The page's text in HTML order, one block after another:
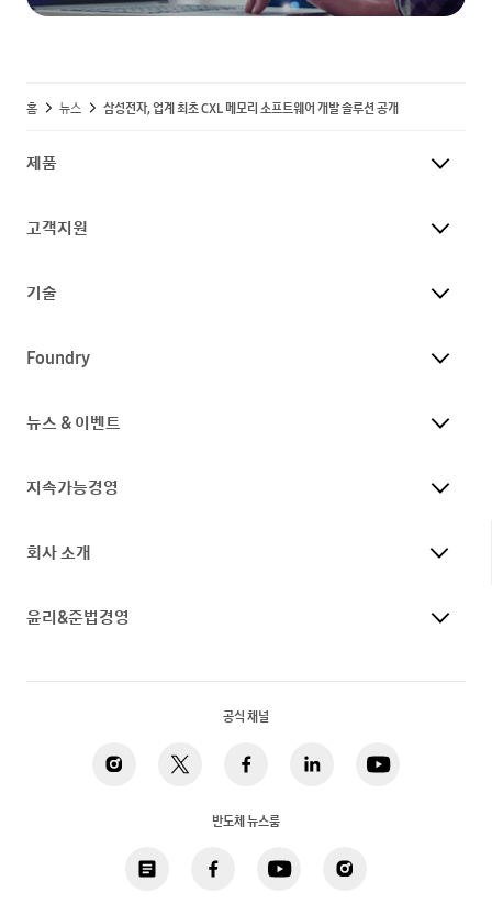
홈 뉴스 삼성전자, 업계 최초 CXL 메모리 소프트웨어 개발 솔루션 공개
제품
고객지원
기술
Foundry
뉴스 & 이벤트
지속가능경영
회사 소개
윤리&준법경영
공식 채널
반도체 뉴스룸